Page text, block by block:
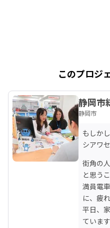
このプロジ
静岡市
静岡市
もしか
シアワ
街角の
と思う
満員電
に、疲
平日、
ていま